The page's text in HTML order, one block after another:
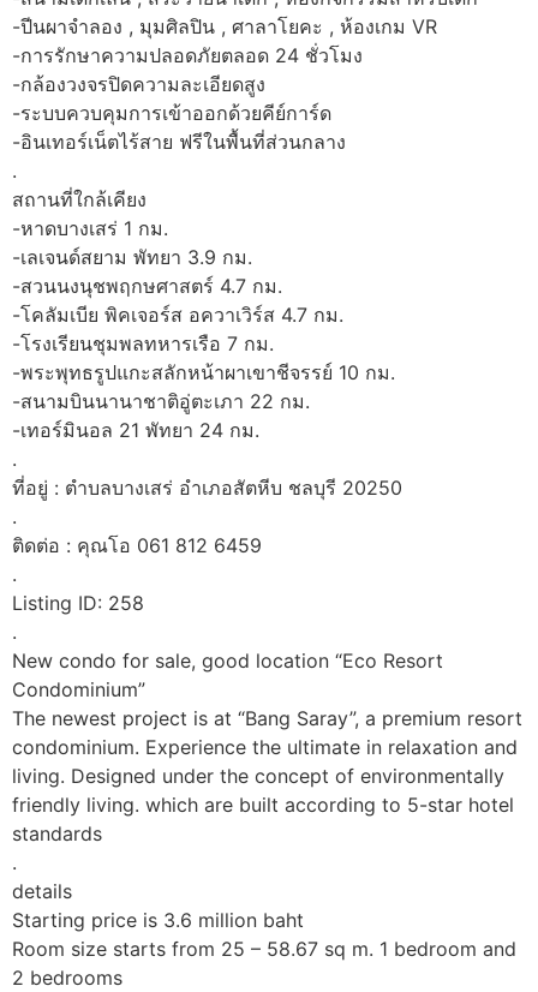
-ปีนผาจำลอง , มุมศิลปิน , ศาลาโยคะ , ห้องเกม VR
-การรักษาความปลอดภัยตลอด 24 ชั่วโมง
-กล้องวงจรปิดความละเอียดสูง
-ระบบควบคุมการเข้าออกด้วยคีย์การ์ด
-อินเทอร์เน็ตไร้สาย ฟรีในพื้นที่ส่วนกลาง
.
สถานที่ใกล้เคียง
-หาดบางเสร่ 1 กม.
-เลเจนด์สยาม พัทยา 3.9 กม.
-สวนนงนุชพฤกษศาสตร์ 4.7 กม.
-โคลัมเบีย พิคเจอร์ส อควาเวิร์ส 4.7 กม.
-โรงเรียนชุมพลทหารเรือ 7 กม.
-พระพุทธรูปแกะสลักหน้าผาเขาชีจรรย์ 10 กม.
-สนามบินนานาชาติอู่ตะเภา 22 กม.
-เทอร์มินอล 21 พัทยา 24 กม.
.
ที่อยู่ : ตำบลบางเสร่ อำเภอสัตหีบ ชลบุรี 20250
.
ติดต่อ : คุณโอ 061 812 6459
.
Listing ID: 258
.
New condo for sale, good location “Eco Resort
Condominium”
The newest project is at “Bang Saray”, a premium resort
condominium. Experience the ultimate in relaxation and
living. Designed under the concept of environmentally
friendly living. which are built according to 5-star hotel
standards
.
details
Starting price is 3.6 million baht
Room size starts from 25 – 58.67 sq m. 1 bedroom and
2 bedrooms